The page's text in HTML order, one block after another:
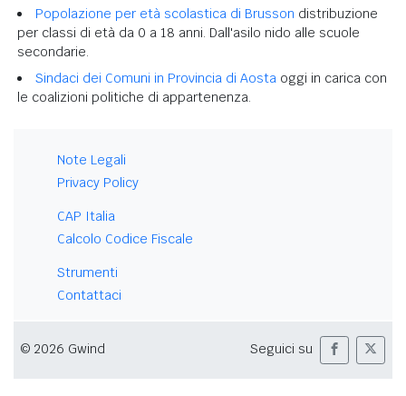
Popolazione per età scolastica di Brusson distribuzione
per classi di età da 0 a 18 anni. Dall'asilo nido alle scuole
secondarie.
Sindaci dei Comuni in Provincia di Aosta oggi in carica con
le coalizioni politiche di appartenenza.
Note Legali
Privacy Policy
CAP Italia
Calcolo Codice Fiscale
Strumenti
Contattaci
© 2026 Gwind Seguici su